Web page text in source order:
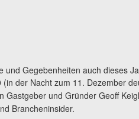
und Gegebenheiten auch dieses
(in der Nacht zum 11. Dezember
Gastgeber und Gründer Geoff
Brancheninsider.